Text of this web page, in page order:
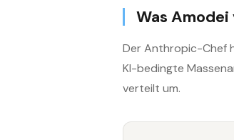
Was
Der Anthropic-Chef
KI-bedingte
verteilt um.